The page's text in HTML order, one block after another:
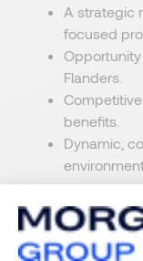
A strategic
focused
Flanders.
benefits.
Dynamic,
application to
treated with full